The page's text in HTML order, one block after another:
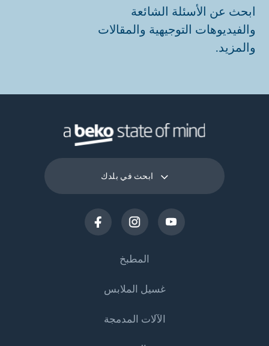
ابحث عن الأسئلة الشائعة
والفيديوهات التوجيهية والمقالات
والمزيد.
ابحث في بلدك
المطبخ
التبريد
المجمدات
غسيل الملابس
ماكينات غسيل الملابس
الآلات المدمجة